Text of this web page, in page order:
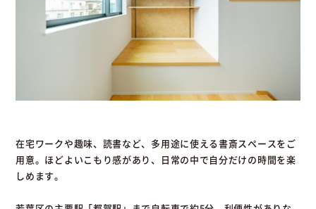
在宅ワークや趣味、読書など、多用途に使える書斎スペースをご
用意。ほどよいこもり感があり、日常の中で自分だけの時間を楽
しめます。